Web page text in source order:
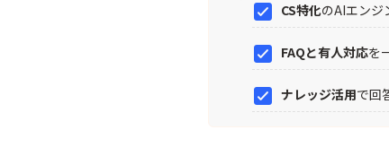
CS特化のAIエンジ
FAQと有人対応を
ナレッジ活用で回